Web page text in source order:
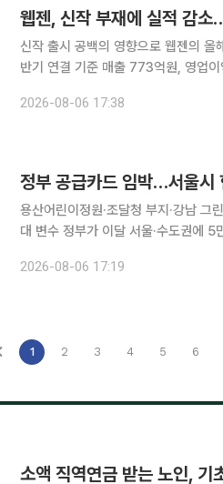
웹젠, 신작 부재에 실적 감
신작 출시 공백의 영향으로 웹젠의 올해 상
반기 연결 기준 매출 773억원, 영업
증가했다. 2분기만 보면 매출은 380
2026-08-06 17:38
용산어린이정원·조달청 부지·강남 그
대 변수 정부가 이달 서울·수도권에 5만 가구 이상을 추가 공급하는 내용을 담은 부동산 공급대책을
남권 그린벨트 등이 유력 후보지로 거
2026-08-06 17:19
1 2 3 4 5 6
소액 직역연금 받는 노인, 기